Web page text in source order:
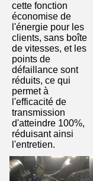
cette fonction
économise de
l'énergie pour les
clients, sans boîte
de vitesses, et les
points de
défaillance sont
réduits, ce qui
permet à
l'efficacité de
transmission
d'atteindre 100%,
réduisant ainsi
l'entretien.